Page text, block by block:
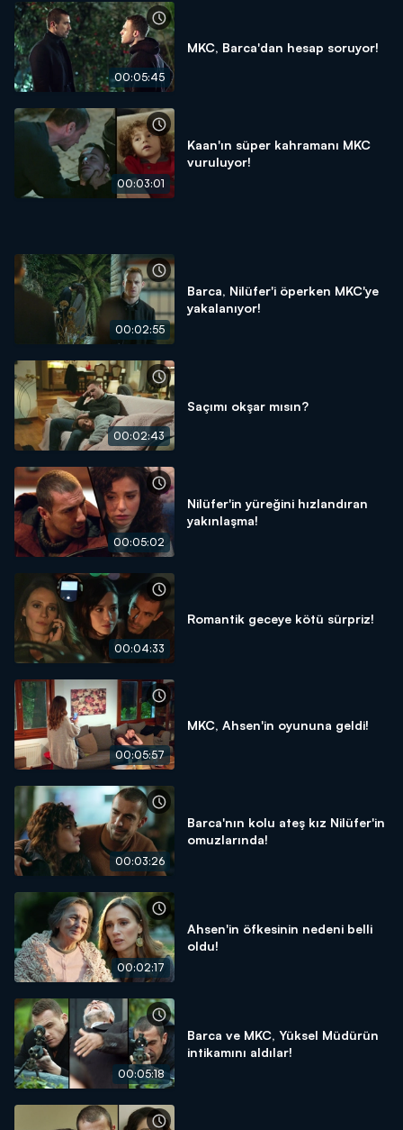
00:05:45
MKC, Barca'dan hesap soruyor!
00:03:01
Kaan'ın süper kahramanı MKC
vuruluyor!
00:02:55
Barca, Nilüfer'i öperken MKC'ye
yakalanıyor!
00:02:43
Saçımı okşar mısın?
00:05:02
Nilüfer'in yüreğini hızlandıran
yakınlaşma!
00:04:33
Romantik geceye kötü sürpriz!
00:05:57
MKC, Ahsen'in oyununa geldi!
00:03:26
Barca'nın kolu ateş kız Nilüfer'in
omuzlarında!
00:02:17
Ahsen'in öfkesinin nedeni belli
oldu!
00:05:18
Barca ve MKC, Yüksel Müdürün
intikamını aldılar!